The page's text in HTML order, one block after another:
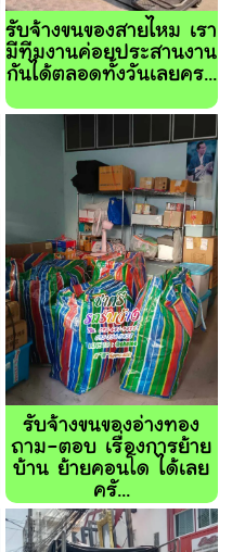
รับจ้างขนของสายไหม เรา
มีทีมงานค่อยประสานงาน
กันได้ตลอดทั้งวันเลยคร...
รับจ้างขนของอ่างทอง
ถาม-ตอบ เรื่องการย้าย
บ้าน ย้ายคอนโด ได้เลย
ครั...